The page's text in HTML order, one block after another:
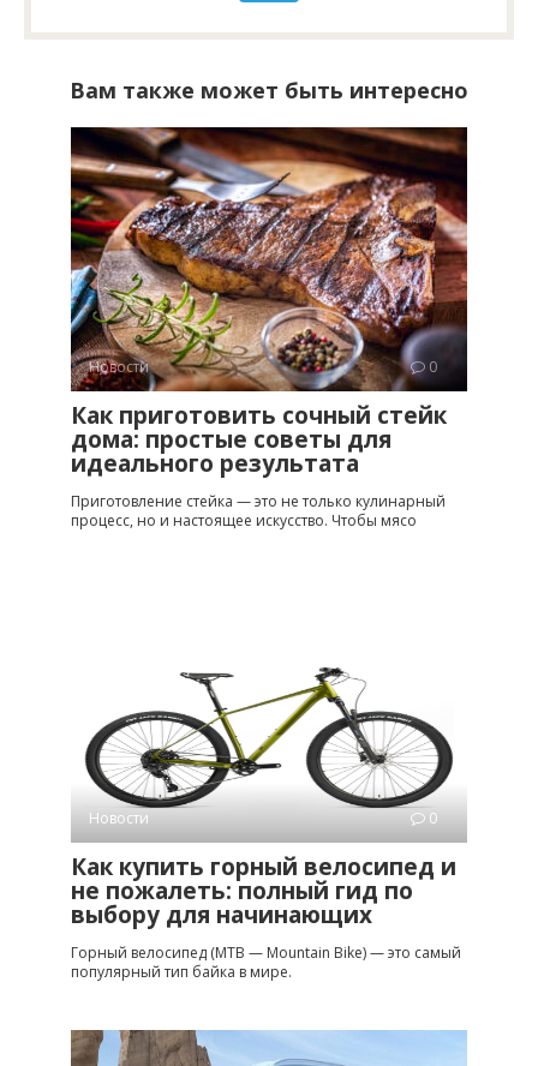
Вам также может быть интересно
Новости 0
Как приготовить сочный стейк
дома: простые советы для
идеального результата
Приготовление стейка — это не только кулинарный
процесс, но и настоящее искусство. Чтобы мясо
Новости 0
Как купить горный велосипед и
не пожалеть: полный гид по
выбору для начинающих
Горный велосипед (MTB — Mountain Bike) — это самый
популярный тип байка в мире.